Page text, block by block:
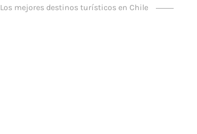
Los mejores destinos turísticos en Chile